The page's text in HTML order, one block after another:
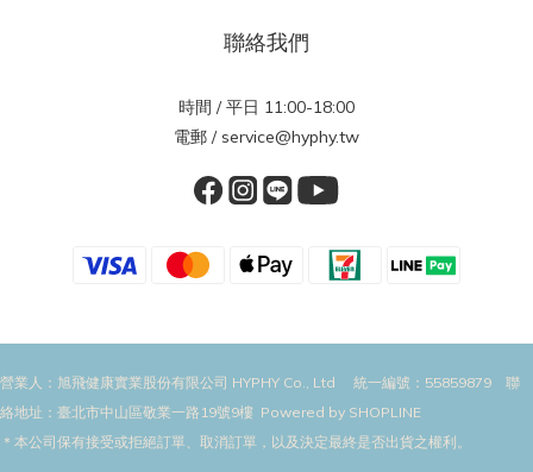
聯絡我們
時間 / 平日 11:00-18:00
電郵 / service@hyphy.tw
營業人：旭飛健康實業股份有限公司 HYPHY Co., Ltd 統一編號：55859879 聯
絡地址：臺北市中山區敬業一路19號9樓 Powered by SHOPLINE
＊本公司保有接受或拒絕訂單、取消訂單，以及決定最終是否出貨之權利。